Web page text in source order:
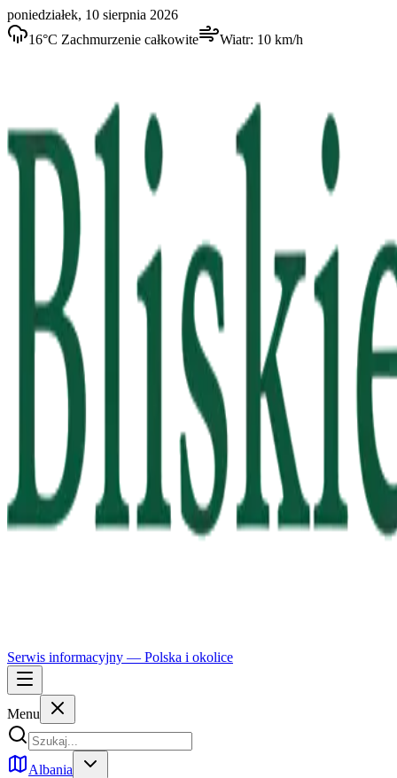
poniedziałek, 10 sierpnia 2026
16°C Zachmurzenie całkowite Wiatr: 10 km/h
Serwis informacyjny — Polska i okolice
Menu
Albania